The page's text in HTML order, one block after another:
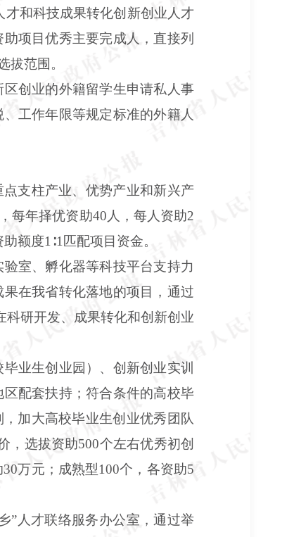
和科技成果转化创新创业人才
项目优秀主要完成人，直接列
拔范围。
创业的外籍留学生申请私人事
工作年限等规定标准的外籍人
支柱产业、优势产业和新兴产
每年择优资助40人，每人资助2
额度1∶1匹配项目资金。
室、孵化器等科技平台支持力
在我省转化落地的项目，通过
研开发、成果转化和创新创业
业生创业园）、创新创业实训
配套扶持；符合条件的高校毕
加大高校毕业生创业优秀团队
，选拔资助500个左右优秀初创
万元；成熟型100个，各资助5
”人才联络服务办公室，通过举